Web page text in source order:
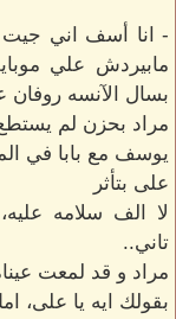
- انا أسف اني
مابيردش علي
بسال الآنسه روفان
مراد بحزن لم يستطع
يوسف مع بابا في
على بتأثر
لا الف سلامه
تاني..
مراد و قد لمعت
بقولك ايه يا على،